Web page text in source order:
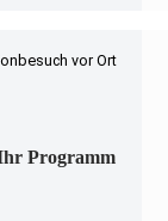
vor Ort
Programm